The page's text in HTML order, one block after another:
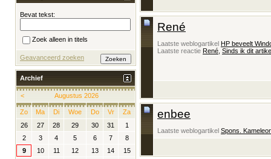
René
Laatste weblogartikel HP beveelt
Laatste reactie René Sinds ik dit
enbee
Laatste weblogartikel Spons.
Bevat tekst:
Zoek alleen in titels
Geavanceerd zoeken
Archief
< Augustus 2026
Zo Ma Di Woe Do Vr
Za
26
27 28 29 30 31
1
2
3 4 5 6 7
8
9
10 11 12 13 14
15